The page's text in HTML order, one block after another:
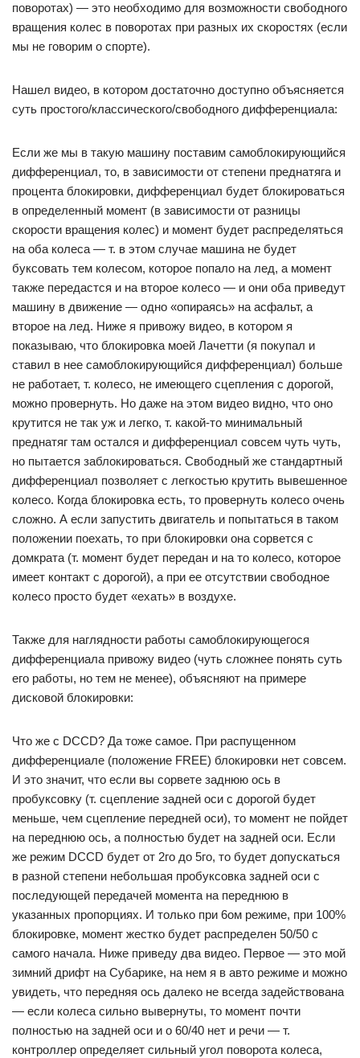
поворотах) — это необходимо для возможности свободного
вращения колес в поворотах при разных их скоростях (если
мы не говорим о спорте).
Нашел видео, в котором достаточно доступно объясняется
суть простого/классического/свободного дифференциала:
Если же мы в такую машину поставим самоблокирующийся
дифференциал, то, в зависимости от степени преднатяга и
процента блокировки, дифференциал будет блокироваться
в определенный момент (в зависимости от разницы
скорости вращения колес) и момент будет распределяться
на оба колеса — т. в этом случае машина не будет
буксовать тем колесом, которое попало на лед, а момент
также передастся и на второе колесо — и они оба приведут
машину в движение — одно «опираясь» на асфальт, а
второе на лед. Ниже я привожу видео, в котором я
показываю, что блокировка моей Лачетти (я покупал и
ставил в нее самоблокирующийся дифференциал) больше
не работает, т. колесо, не имеющего сцепления с дорогой,
можно провернуть. Но даже на этом видео видно, что оно
крутится не так уж и легко, т. какой-то минимальный
преднатяг там остался и дифференциал совсем чуть чуть,
но пытается заблокироваться. Свободный же стандартный
дифференциал позволяет с легкостью крутить вывешенное
колесо. Когда блокировка есть, то провернуть колесо очень
сложно. А если запустить двигатель и попытаться в таком
положении поехать, то при блокировки она сорвется с
домкрата (т. момент будет передан и на то колесо, которое
имеет контакт с дорогой), а при ее отсутствии свободное
колесо просто будет «ехать» в воздухе.
Также для наглядности работы самоблокирующегося
дифференциала привожу видео (чуть сложнее понять суть
его работы, но тем не менее), объясняют на примере
дисковой блокировки:
Что же с DCCD? Да тоже самое. При распущенном
дифференциале (положение FREE) блокировки нет совсем.
И это значит, что если вы сорвете заднюю ось в
пробуксовку (т. сцепление задней оси с дорогой будет
меньше, чем сцепление передней оси), то момент не пойдет
на переднюю ось, а полностью будет на задней оси. Если
же режим DCCD будет от 2го до 5го, то будет допускаться
в разной степени небольшая пробуксовка задней оси с
последующей передачей момента на переднюю в
указанных пропорциях. И только при 6ом режиме, при 100%
блокировке, момент жестко будет распределен 50/50 с
самого начала. Ниже приведу два видео. Первое — это мой
зимний дрифт на Субарике, на нем я в авто режиме и можно
увидеть, что передняя ось далеко не всегда задействована
— если колеса сильно вывернуты, то момент почти
полностью на задней оси и о 60/40 нет и речи — т.
контроллер определяет сильный угол поворота колеса,